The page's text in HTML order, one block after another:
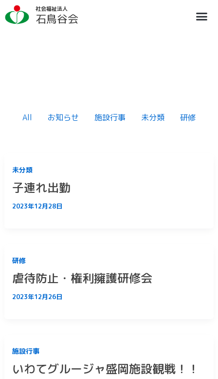
容
を
社会福祉法人
石鳥谷会
Filter
posts
by
All お知らせ 施設行事 未分類 研修
未分類
子連れ出勤
2023年12月28日
研修
虐待防止・権利擁護研修会
2023年12月26日
施設行事
いわてグルージャ盛岡施設観戦！！
ア
ー
カ